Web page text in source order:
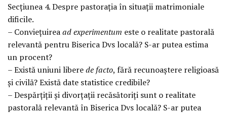
Secţiunea 4. Despre pastoraţia în situaţii matrimoniale
dificile.
– Convieţuireaad experimentum este o realitate pastorală
relevantă pentru Biserica Dvs locală? S-ar putea estima
un procent?
– Există uniuni liberede facto, fără recunoaştere religioasă
şi civilă? Există date statistice credibile?
– Despărţiţii şi divorţaţii recăsătoriţi sunt o realitate
pastorală relevantă în Biserica Dvs locală? S-ar putea